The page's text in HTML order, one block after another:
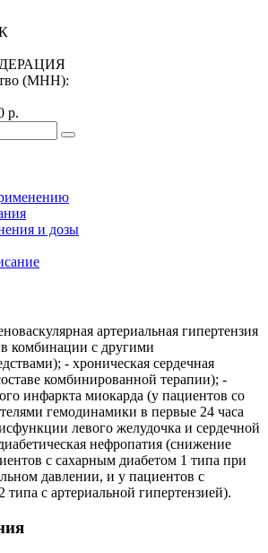
(МНН):
р.
и дозы
артериальная гипертензия
комбинации с другими
- хроническая сердечная
комбинированной терапии); -
инфаркта миокарда (у пациентов со
гемодинамики в первые 24 часа
левого желудочка и сердечной
нефропатия (снижение
с сахарным диабетом 1 типа при
давлении, и у пациентов с
с артериальной гипертензией).